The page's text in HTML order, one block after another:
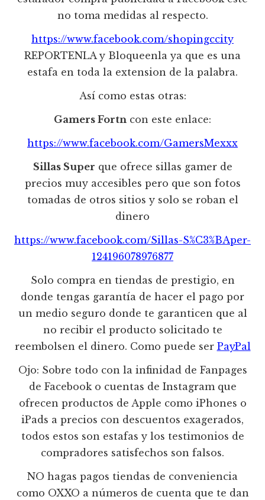
no toma medidas al respecto.
https://www.facebook.com/shopingccity
REPORTENLA y Bloqueenla ya que es una
estafa en toda la extension de la palabra.
Así como estas otras:
Gamers Fortn con este enlace:
https://www.facebook.com/GamersMexxx
Sillas Super que ofrece sillas gamer de
precios muy accesibles pero que son fotos
tomadas de otros sitios y solo se roban el
dinero
https://www.facebook.com/Sillas-S%C3%BAper-
124196078976877
Solo compra en tiendas de prestigio, en
donde tengas garantía de hacer el pago por
un medio seguro donde te garanticen que al
no recibir el producto solicitado te
reembolsen el dinero. Como puede ser PayPal
Ojo: Sobre todo con la infinidad de Fanpages
de Facebook o cuentas de Instagram que
ofrecen productos de Apple como iPhones o
iPads a precios con descuentos exagerados,
todos estos son estafas y los testimonios de
compradores satisfechos son falsos.
NO hagas pagos tiendas de conveniencia
como OXXO a números de cuenta que te dan